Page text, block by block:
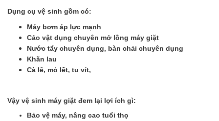
Dụng cụ vệ sinh gồm có:
Máy bơm áp lực mạnh
Cảo vật dụng chuyên mở lồng máy giặt
Nước tẩy chuyên dụng, bàn chải chuyên dụng
Khăn lau
Cà lê, mỏ lết, tu vít,
Vậy vệ sinh máy giặt đem lại lợi ích gì:
Bảo vệ máy, nâng cao tuổi thọ